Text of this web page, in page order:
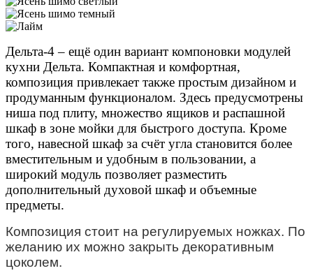
Дельта-4 – ещё один вариант компоновки модулей
кухни Дельта. Компактная и комфортная,
композиция привлекает также простым дизайном и
продуманным функционалом. Здесь предусмотрены
ниша под плиту, множество ящиков и распашной
шкаф в зоне мойки для быстрого доступа. Кроме
того, навесной шкаф за счёт угла становится более
вместительным и удобным в пользовании, а
широкий модуль позволяет разместить
дополнительный духовой шкаф и объемные
предметы.
Композиция стоит на регулируемых ножках. По
желанию их можно закрыть декоративным
цоколем.